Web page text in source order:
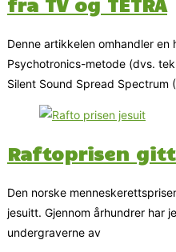
Denne artikkelen omhandler
Psychotronics-metode (dvs.
Silent Sound Spread Spectrum
Raftoprisen
Den norske
jesuitt. Gjennom århundrer har
undergraverne av